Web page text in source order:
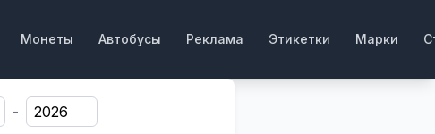
Монеты Автобусы Реклама Этикетки Марки
-